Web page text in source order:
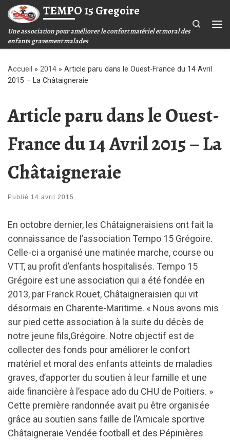
Passer au contenu
TEMPO 15 Gregoire
Une association pour améliorer le confort matériel et moral des
enfants gravement malades
Search
Accueil » 2014 » Article paru dans le Ouest-France du 14 Avril
2015 – La Châtaigneraie
Article paru dans le Ouest-
France du 14 Avril 2015 – La
Châtaigneraie
Publié 14 avril 2015
En octobre dernier, les Châtaigneraisiens ont fait la
connaissance de l’association Tempo 15 Grégoire.
Celle-ci a organisé une matinée marche, course ou
VTT, au profit d’enfants hospitalisés. Tempo 15
Grégoire est une association qui a été fondée en
2013, par Franck Rouet, Châtaigneraisien qui vit
désormais en Charente-Maritime. « Nous avons mis
sur pied cette association à la suite du décès de
notre jeune fils,Grégoire. Notre objectif est de
collecter des fonds pour améliorer le confort
matériel et moral des enfants atteints de maladies
graves, d’apporter du soutien à leur famille et une
aide financière à l’espace ado du CHU de Poitiers. »
Cette première randonnée avait pu être organisée
grâce au soutien sans faille de l’Amicale sportive
Châtaigneraie Vendée football et des Pépinières